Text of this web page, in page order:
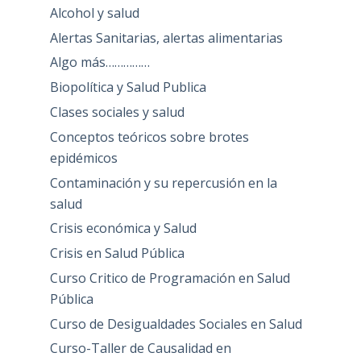
Alcohol y salud
Alertas Sanitarias, alertas alimentarias
Algo más……………
Biopolítica y Salud Publica
Clases sociales y salud
Conceptos teóricos sobre brotes
epidémicos
Contaminación y su repercusión en la
salud
Crisis económica y Salud
Crisis en Salud Pública
Curso Critico de Programación en Salud
Pública
Curso de Desigualdades Sociales en Salud
Curso-Taller de Causalidad en